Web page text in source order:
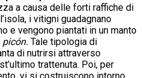
a causa delle forti raffiche di
i vitigni guadagnano
e vengono piantati in un manto
picón. Tale tipologia di
di nutrirsi attraverso
trattenuta. Poi, per
vi si costruiscono intorno